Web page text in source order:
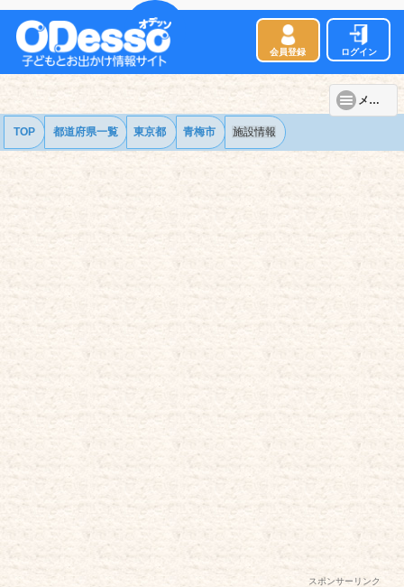
会員登録 ログイン
メニュー
TOP 都道府県一覧 東京都 青梅市 施設情報
スポンサーリンク